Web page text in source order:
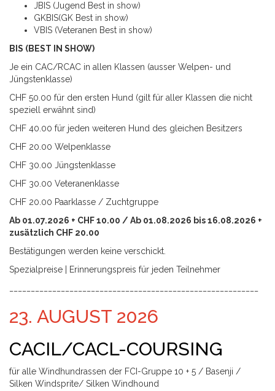
JBIS (Jugend Best in show)
GKBIS(GK Best in show)
VBIS (Veteranen Best in show)
BIS (BEST IN SHOW)
Je ein CAC/RCAC in allen Klassen (ausser Welpen- und
Jüngstenklasse)
CHF 50.00 für den ersten Hund (gilt für aller Klassen die nicht
speziell erwähnt sind)
CHF 40.00 für jeden weiteren Hund des gleichen Besitzers
CHF 20.00 Welpenklasse
CHF 30.00 Jüngstenklasse
CHF 30.00 Veteranenklasse
CHF 20.00 Paarklasse / Zuchtgruppe
Ab 01.07.2026 + CHF 10.00 / Ab 01.08.2026 bis 16.08.2026 +
zusätzlich CHF 20.00
Bestätigungen werden keine verschickt.
Spezialpreise | Erinnerungspreis für jeden Teilnehmer
23. AUGUST 2026
CACIL/CACL-COURSING
für alle Windhundrassen der FCI-Gruppe 10 + 5 / Basenji /
Silken Windsprite/ Silken Windhound